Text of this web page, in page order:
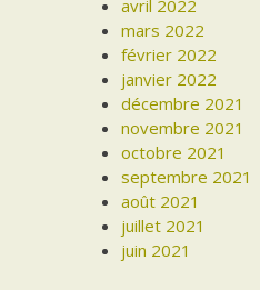
avril 2022
mars 2022
février 2022
janvier 2022
décembre 2021
novembre 2021
octobre 2021
septembre 2021
août 2021
juillet 2021
juin 2021